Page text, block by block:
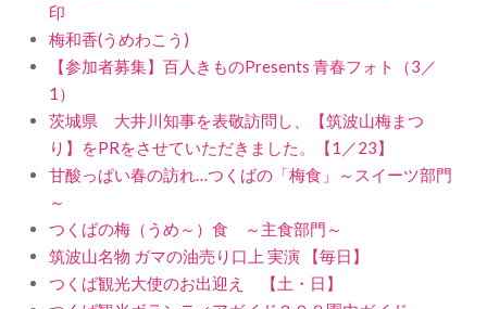
印
梅和香(うめわこう)
【参加者募集】百人きものPresents 青春フォト（3／
1）
茨城県 大井川知事を表敬訪問し、【筑波山梅まつ
り】をPRをさせていただきました。【1／23】
甘酸っぱい春の訪れ…つくばの「梅食」～スイーツ部門
～
つくばの梅（うめ～）食 ～主食部門～
筑波山名物 ガマの油売り口上 実演 【毎日】
つくば観光大使のお出迎え 【土・日】